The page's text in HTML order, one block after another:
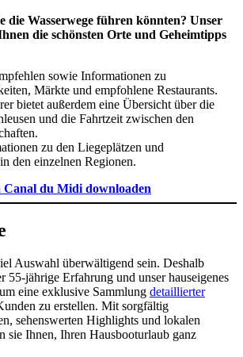
die Wasserwege führen könnten? Unser
die schönsten Orte und Geheimtipps
sowie Informationen zu
Märkte und empfohlene Restaurants.
bietet außerdem eine Übersicht über die
und die Fahrtzeit zwischen den
zu den Liegeplätzen und
den einzelnen Regionen.
du Midi downloaden
Auswahl überwältigend sein. Deshalb
55-jährige Erfahrung und unser hauseigenes
eine exklusive Sammlung detaillierter
zu erstellen. Mit sorgfältig
sehenswerten Highlights und lokalen
sie Ihnen, Ihren Hausbooturlaub ganz